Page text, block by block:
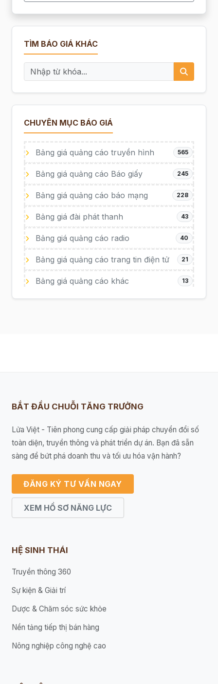
TÌM BÁO GIÁ KHÁC
CHUYÊN MỤC BÁO GIÁ
Bảng giá quảng cáo truyền hình 565
Bảng giá quảng cáo Báo giấy 245
Bảng giá quảng cáo báo mạng 228
Bảng giá đài phát thanh 43
Bảng giá quảng cáo radio 40
Bảng giá quảng cáo trang tin điện tử 21
Bảng giá quảng cáo khác 13
BẮT ĐẦU CHUỖI TĂNG TRƯỞNG
Lửa Việt - Tiên phong cung cấp giải pháp chuyển đổi số
toàn diện, truyền thông và phát triển dự án. Bạn đã sẵn
sàng để bứt phá doanh thu và tối ưu hóa vận hành?
ĐĂNG KÝ TƯ VẤN NGAY
XEM HỒ SƠ NĂNG LỰC
HỆ SINH THÁI
Truyền thông 360
Sự kiện & Giải trí
Dược & Chăm sóc sức khỏe
Nền tảng tiếp thị bán hàng
Nông nghiệp công nghệ cao